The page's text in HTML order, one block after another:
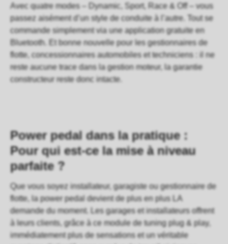
Avec quatre modes – Dynamic, Sport, Race & Off – vous
passez aisément d’un style de conduite à l’autre. Tout se
commande simplement via une application gratuite en
Bluetooth. Et bonne nouvelle pour les gestionnaires de
flotte, concessionnaires automobiles et techniciens : il ne
reste aucune trace dans la gestion moteur, la garantie
constructeur reste donc intacte.
Power pedal dans la pratique :
Pour qui est-ce la mise à niveau
parfaite ?
Que vous soyez installateur, garagiste ou gestionnaire de
flotte, la power pedal devient de plus en plus LA
demande du moment. Les garages et installateurs offrent
à leurs clients, grâce à ce module de tuning plug & play,
immédiatement plus de sensations et un véritable